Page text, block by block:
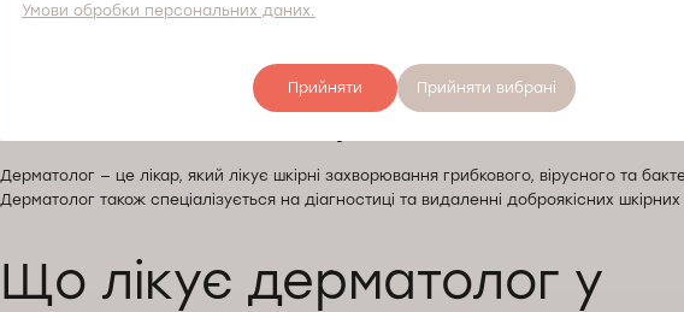
Хто такий дерматолог?
Дерматолог — це лікар, який лікує шкірні захворювання грибкового, вірусного та
Дерматолог також спеціалізується на діагностиці та видаленні доброякісних
Що лікує дерматолог у
Умови обробки персональних даних.
Прийняти Прийняти вибрані